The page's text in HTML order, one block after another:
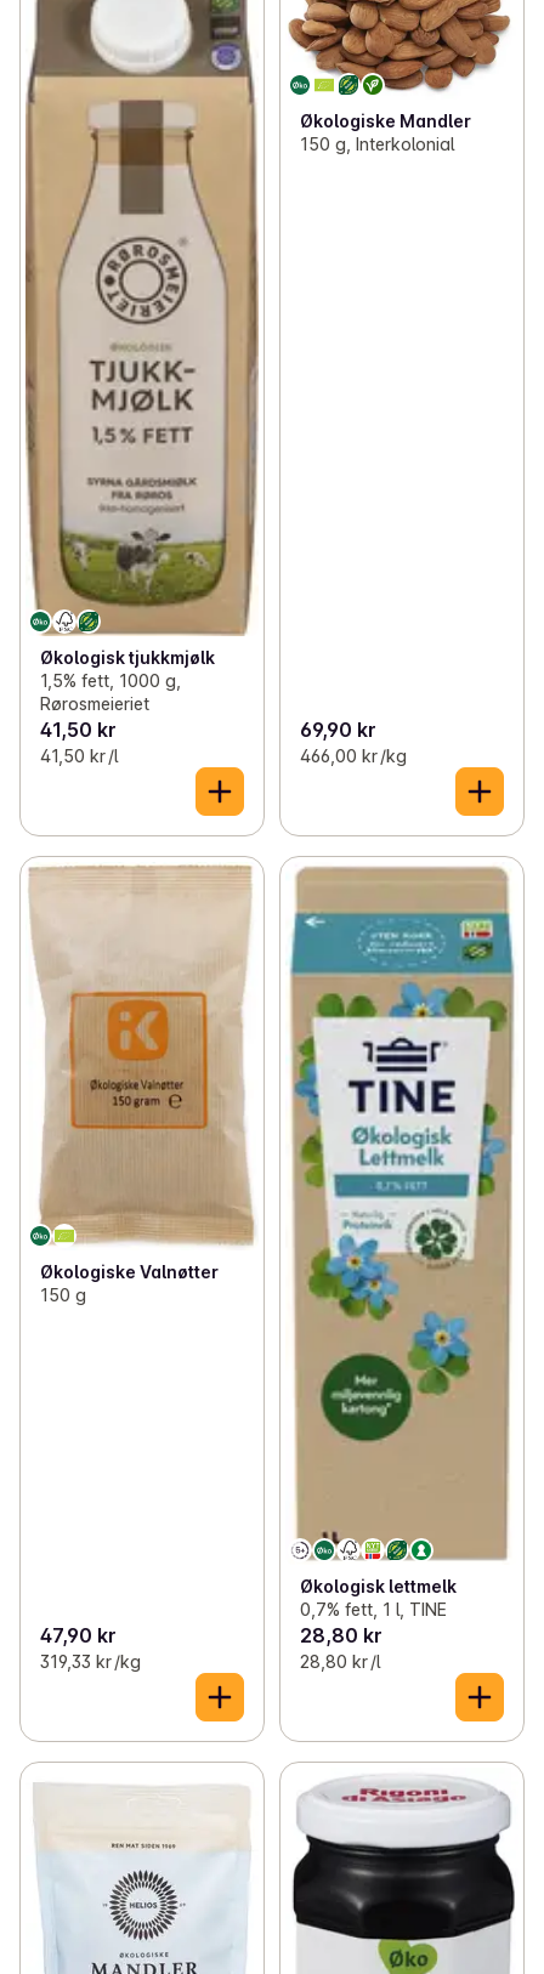
Økologisk tjukkmjølk
1,5% fett, 1000 g,
Rørosmeieriet
41,50 kr
41,50 kr /l
Økologiske Mandler
150 g, Interkolonial
69,90 kr
466,00 kr /kg
Økologiske Valnøtter
150 g
47,90 kr
319,33 kr /kg
Økologisk lettmelk
0,7% fett, 1 l, TINE
28,80 kr
28,80 kr /l